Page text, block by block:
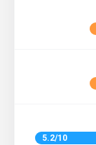
5.2/10